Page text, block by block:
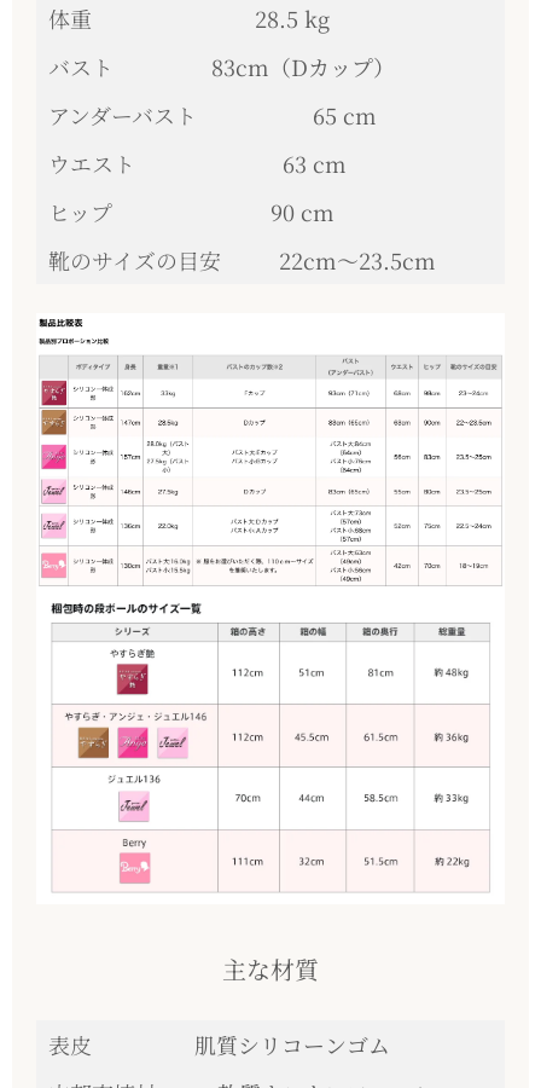
体重
28.5 kg
バスト
83cm（Dカップ）
アンダーバスト
65 cm
ウエスト
63 cm
ヒップ
90 cm
靴のサイズの目安
22cm〜23.5cm
主な材質
表皮
肌質シリコーンゴム